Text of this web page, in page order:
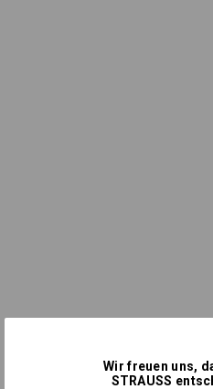
Wir freuen uns,
STRAUSS